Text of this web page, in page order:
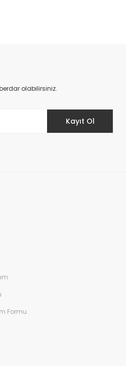
olabilirsiniz.
Kayıt Ol
Formu